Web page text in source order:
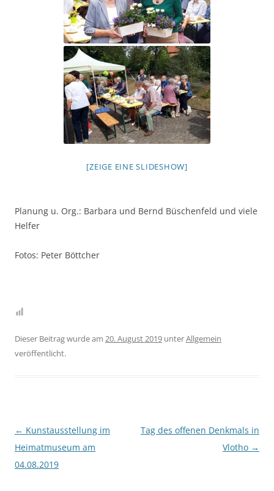
[ZEIGE EINE SLIDESHOW]
Planung u. Org.: Barbara und Bernd Büschenfeld und viele
Helfer
Fotos: Peter Böttcher
Dieser Beitrag wurde am 20. August 2019 unterAllgemein
veröffentlicht.
Beitragsnavigation
← Kunstausstellung im
Heimatmuseum am
04.08.2019
Tag des offenen Denkmals in
Vlotho →